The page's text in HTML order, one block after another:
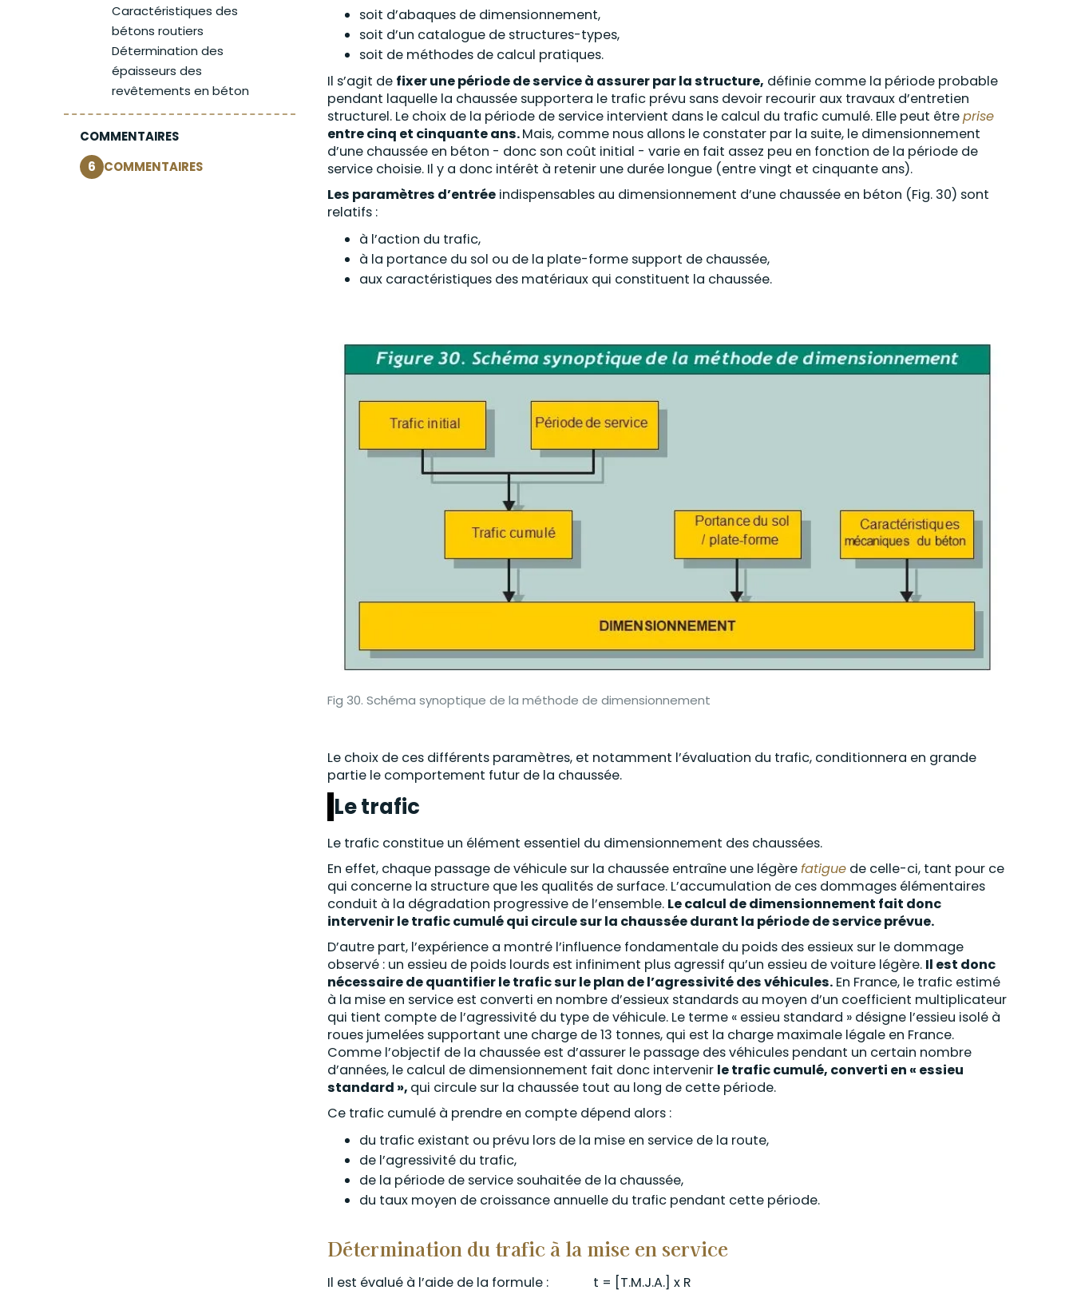
Caractéristiques des
bétons routiers
Détermination des
épaisseurs des
revêtements en béton
COMMENTAIRES
6 COMMENTAIRES
soit d’abaques de dimensionnement,
soit d’un catalogue de structures-types,
soit de méthodes de calcul pratiques.
Il s’agit de fixer une période de service à assurer par la structure, définie comme la période probable
pendant laquelle la chaussée supportera le trafic prévu sans devoir recourir aux travaux d’entretien
structurel. Le choix de la période de service intervient dans le calcul du trafic cumulé. Elle peut êtreprise
entre cinq et cinquante ans.Mais, comme nous allons le constater par la suite, le dimensionnement
d’une chaussée en béton - donc son coût initial - varie en fait assez peu en fonction de la période de
service choisie. Il y a donc intérêt à retenir une durée longue (entre vingt et cinquante ans).
Les paramètres d’entrée indispensables au dimensionnement d’une chaussée en béton (Fig. 30) sont
relatifs :
à l’action du trafic,
à la portance du sol ou de la plate-forme support de chaussée,
aux caractéristiques des matériaux qui constituent la chaussée.
Fig 30. Schéma synoptique de la méthode de dimensionnement
Le choix de ces différents paramètres, et notamment l’évaluation du trafic, conditionnera en grande
partie le comportement futur de la chaussée.
Le trafic
Le trafic constitue un élément essentiel du dimensionnement des chaussées.
En effet, chaque passage de véhicule sur la chaussée entraîne une légèrefatigue de celle-ci, tant pour ce
qui concerne la structure que les qualités de surface. L’accumulation de ces dommages élémentaires
conduit à la dégradation progressive de l’ensemble. Le calcul de dimensionnement fait donc
intervenir le trafic cumulé qui circule sur la chaussée durant la période de service prévue.
D’autre part, l’expérience a montré l’influence fondamentale du poids des essieux sur le dommage
observé : un essieu de poids lourds est infiniment plus agressif qu’un essieu de voiture légère. Il est donc
nécessaire de quantifier le trafic sur le plan de l’agressivité des véhicules. En France, le trafic estimé
à la mise en service est converti en nombre d’essieux standards au moyen d’un coefficient multiplicateur
qui tient compte de l’agressivité du type de véhicule. Le terme « essieu standard » désigne l’essieu isolé à
roues jumelées supportant une charge de 13 tonnes, qui est la charge maximale légale en France.
Comme l’objectif de la chaussée est d’assurer le passage des véhicules pendant un certain nombre
d’années, le calcul de dimensionnement fait donc intervenir le trafic cumulé, converti en « essieu
standard », qui circule sur la chaussée tout au long de cette période.
Ce trafic cumulé à prendre en compte dépend alors :
du trafic existant ou prévu lors de la mise en service de la route,
de l’agressivité du trafic,
de la période de service souhaitée de la chaussée,
du taux moyen de croissance annuelle du trafic pendant cette période.
Détermination du trafic à la mise en service
Il est évalué à l’aide de la formule : t = [T.M.J.A.] x R